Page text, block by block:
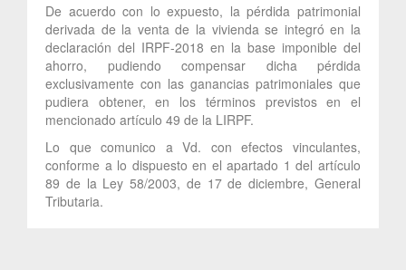
De acuerdo con lo expuesto, la pérdida patrimonial
derivada de la venta de la vivienda se integró en la
declaración del IRPF-2018 en la base imponible del
ahorro, pudiendo compensar dicha pérdida
exclusivamente con las ganancias patrimoniales que
pudiera obtener, en los términos previstos en el
mencionado artículo 49 de la LIRPF.
Lo que comunico a Vd. con efectos vinculantes,
conforme a lo dispuesto en el apartado 1 del artículo
89 de la Ley 58/2003, de 17 de diciembre, General
Tributaria.